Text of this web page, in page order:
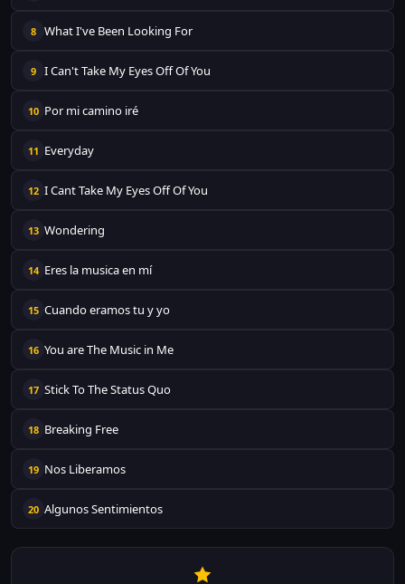
8 What I've Been Looking For
9 I Can't Take My Eyes Off Of You
10 Por mi camino iré
11 Everyday
12 I Cant Take My Eyes Off Of You
13 Wondering
14 Eres la musica en mí
15 Cuando eramos tu y yo
16 You are The Music in Me
17 Stick To The Status Quo
18 Breaking Free
19 Nos Liberamos
20 Algunos Sentimientos